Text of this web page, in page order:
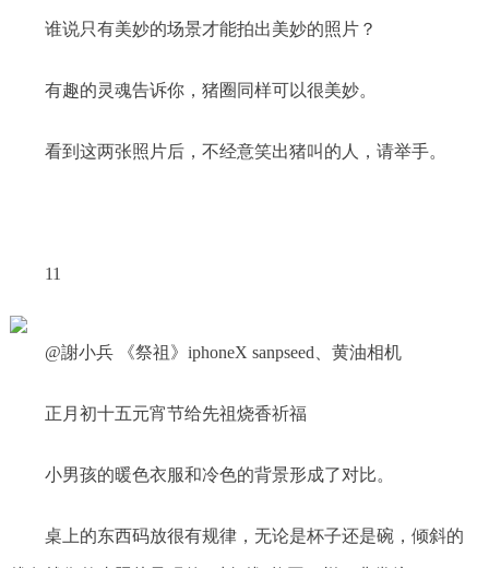
谁说只有美妙的场景才能拍出美妙的照片？
有趣的灵魂告诉你，猪圈同样可以很美妙。
看到这两张照片后，不经意笑出猪叫的人，请举手。
11
@謝小兵 《祭祖》iphoneX sanpseed、黄油相机
正月初十五元宵节给先祖烧香祈福
小男孩的暖色衣服和冷色的背景形成了对比。
桌上的东西码放很有规律，无论是杯子还是碗，倾斜的